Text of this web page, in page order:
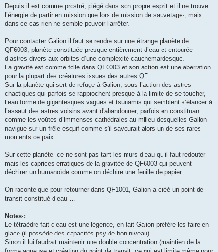
Depuis il est comme prostré, piégé dans son propre esprit et il ne trouve
l’énergie de partir en mission que lors de mission de sauvetage·; mais
dans ce cas rien ne semble pouvoir l’arrêter.
Pour contacter Galion il faut se rendre sur une étrange planète de
QF6003, planète constituée presque entièrement d’eau et entourée
d’astres divers aux orbites d’une complexité cauchemardesque.
La gravité est comme folle dans QF6003 et son action est une aberration
pour la plupart des créatures issues des autres QF.
Sur la planète qui sert de refuge à Galion, sous l’action des astres
chaotiques qui parfois se rapprochent presque à la limite de se toucher,
l’eau forme de gigantesques vagues et tsunamis qui semblent s’élancer à
l’assaut des astres voisins avant d'abandonner, parfois en constituant
comme les voûtes d’immenses cathédrales au milieu desquelles Galion
navigue sur un frêle esquif comme s’il savourait alors un de ses rares
moments de paix…
Sur cette planète, ce ne sont pas tant les murs d’eau qu’il faut redouter
mais les caprices erratiques de la gravitée de QF6003 qui peuvent
déchirer un humanoïde comme on déchire une feuille de papier.
On raconte que pour retourner dans QF1001, Galion a créé un point de
transit constitué d’eau …
Notes·:
Le tétraèdre fait d’eau est une légende, en fait Galion préfère les faire en
glace (il possède des capacités psy de bon niveau)
Sinon il lui faudrait maintenir une double concentration (maintien de la